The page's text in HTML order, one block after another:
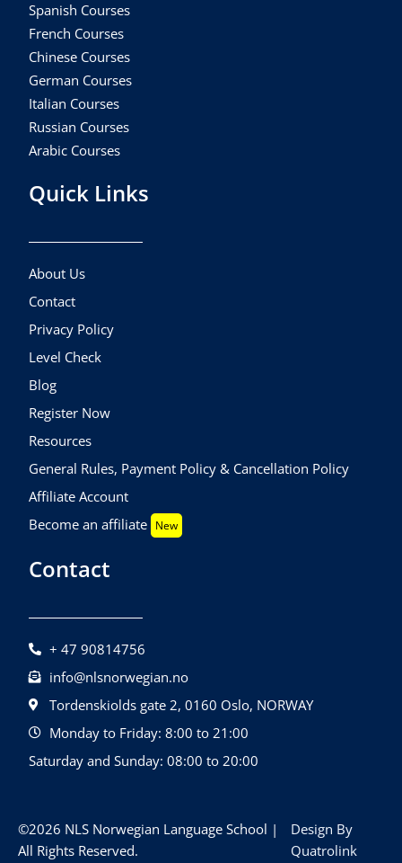
Spanish Courses
French Courses
Chinese Courses
German Courses
Italian Courses
Russian Courses
Arabic Courses
Quick Links
About Us
Contact
Privacy Policy
Level Check
Blog
Register Now
Resources
General Rules, Payment Policy & Cancellation Policy
Affiliate Account
Become an affiliate New
Contact
+ 47 90814756
info@nlsnorwegian.no
Tordenskiolds gate 2, 0160 Oslo, NORWAY
Monday to Friday: 8:00 to 21:00
Saturday and Sunday: 08:00 to 20:00
©2026 NLS Norwegian Language School |
All Rights Reserved.
Design By
Quatrolink